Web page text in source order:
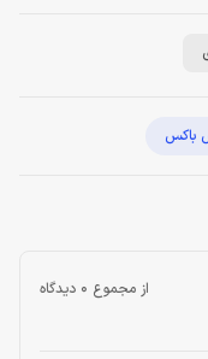
باکس
از مجموع 0 دیدگاه